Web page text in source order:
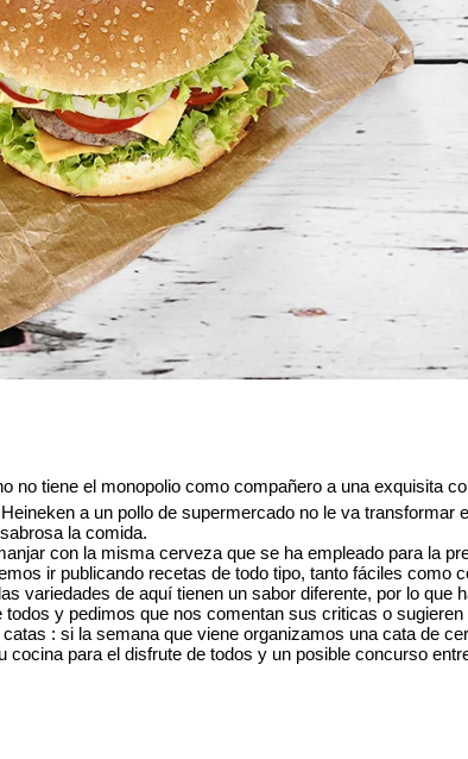
no tiene el monopolio como compañero a una exquisita
a un pollo de supermercado no le va
la comida.
con la misma cerveza que se ha empleado para la
ir publicando recetas de todo tipo, tanto fáciles como
variedades de aquí tienen un sabor diferente, por lo que
y pedimos que nos comentan sus criticas o
: si la semana que viene organizamos una cata de
cocina para el disfrute de todos y un posible concurso